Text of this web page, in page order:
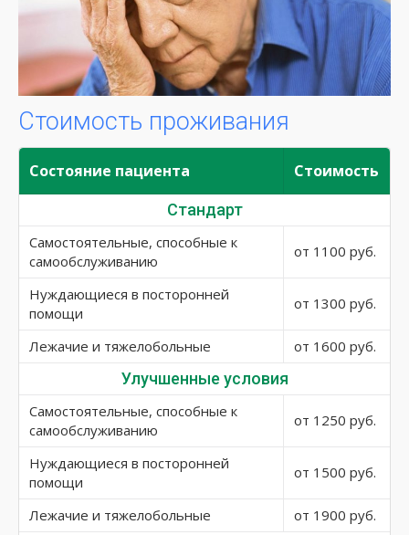
Стоимость проживания
Состояние пациента Стоимость
Стандарт
Самостоятельные, способные к
самообслуживанию
от 1100 руб.
Нуждающиеся в посторонней
помощи
от 1300 руб.
Лежачие и тяжелобольные от 1600 руб.
Улучшенные условия
Самостоятельные, способные к
самообслуживанию
от 1250 руб.
Нуждающиеся в посторонней
помощи
от 1500 руб.
Лежачие и тяжелобольные от 1900 руб.